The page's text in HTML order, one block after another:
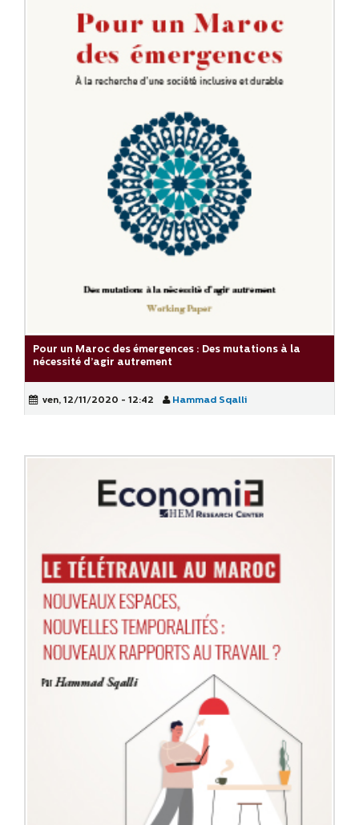
Pour un Maroc des émergences : Des mutations à la
nécessité d’agir autrement
ven, 12/11/2020 - 12:42 Hammad Sqalli